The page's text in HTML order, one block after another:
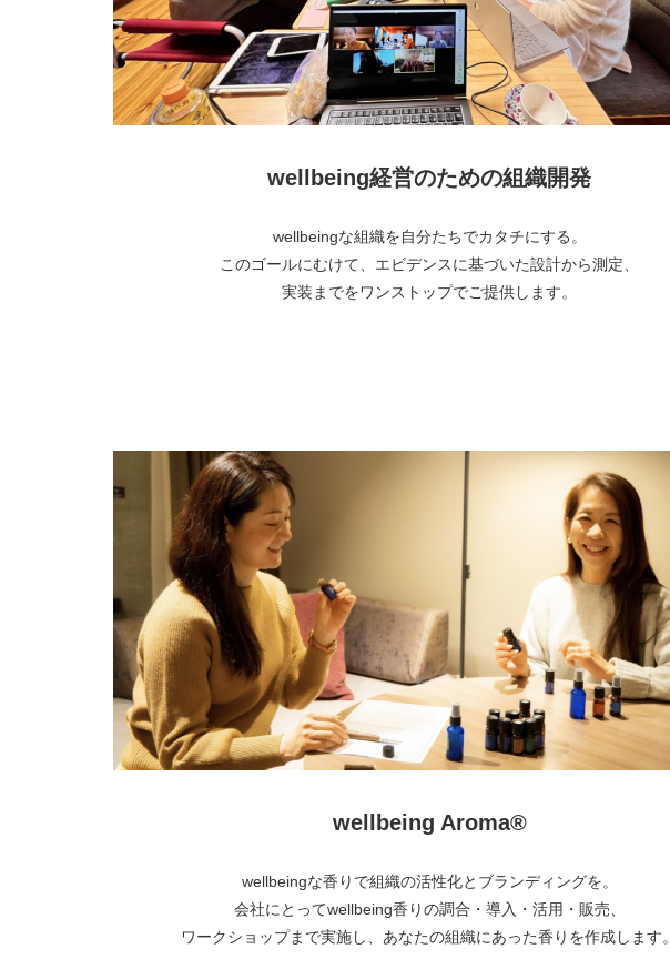
wellbeing経営のための組織開発
wellbeingな組織を自分たちでカタチにする。
このゴールにむけて、エビデンスに基づいた設計から測定、
実装までをワンストップでご提供します。
wellbeing Aroma®︎
wellbeingな香りで組織の活性化とブランディングを。
会社にとってwellbeing香りの調合・導入・活用・販売、
ワークショップまで実施し、あなたの組織にあった香りを作成します。